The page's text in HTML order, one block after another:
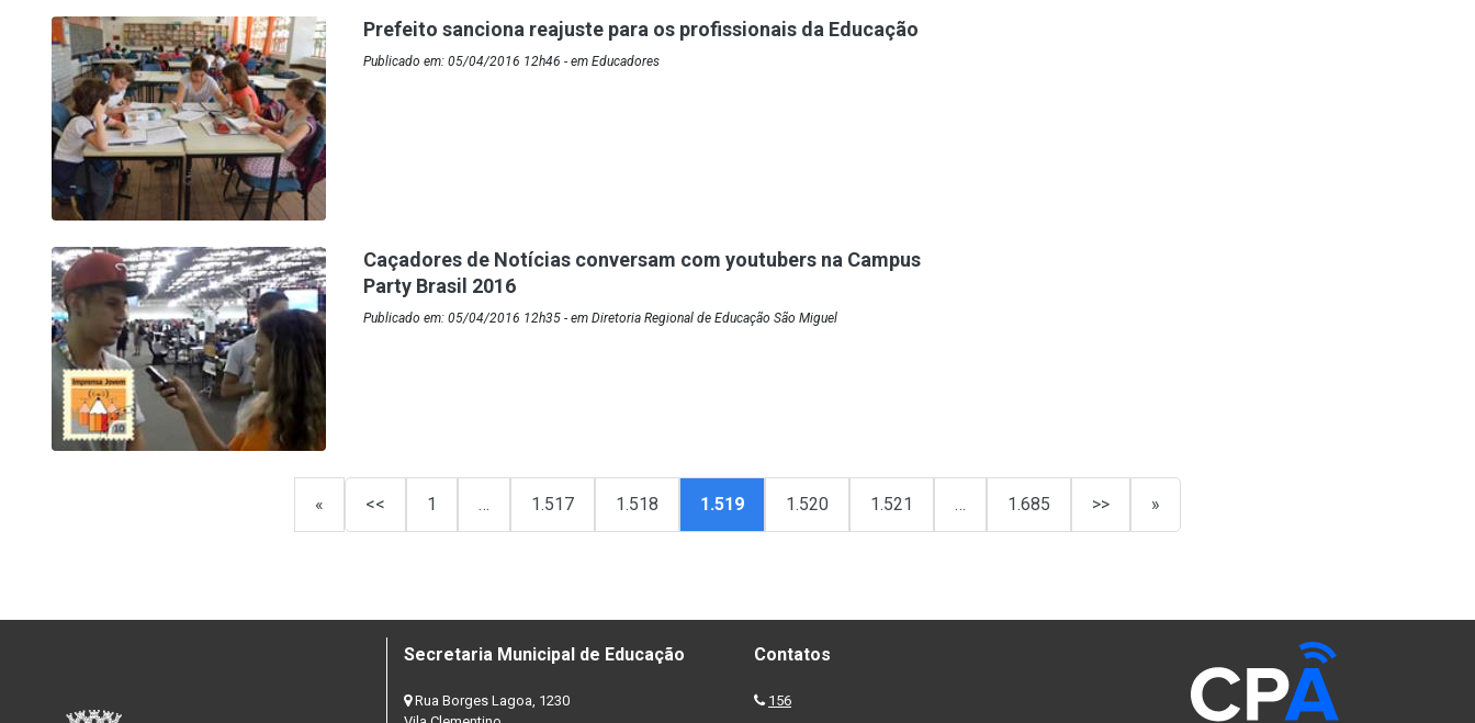
Prefeito sanciona reajuste para os profissionais da Educação
Publicado em: 05/04/2016 12h46 - em Educadores
Caçadores de Notícias conversam com youtubers na Campus
Party Brasil 2016
Publicado em: 05/04/2016 12h35 - em Diretoria Regional de Educação São Miguel
« << 1 … 1.517 1.518 1.519 1.520 1.521 … 1.685 >> »
Secretaria Municipal de Educação
Rua Borges Lagoa, 1230
Contatos
156